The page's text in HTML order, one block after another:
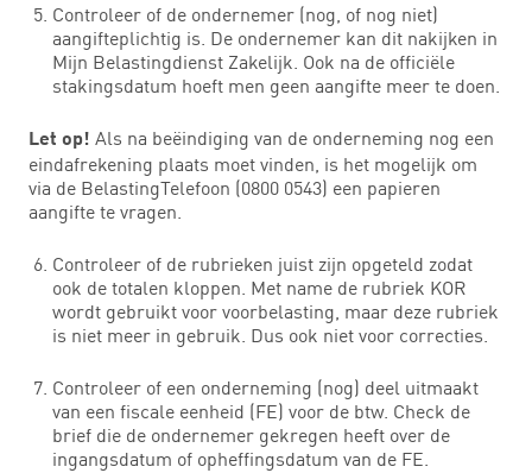
Controleer of de ondernemer (nog, of nog niet)
aangifteplichtig is. De ondernemer kan dit nakijken in
Mijn Belastingdienst Zakelijk. Ook na de officiële
stakingsdatum hoeft men geen aangifte meer te doen.
Let op! Als na beëindiging van de onderneming nog een
eindafrekening plaats moet vinden, is het mogelijk om
via de BelastingTelefoon (0800 0543) een papieren
aangifte te vragen.
Controleer of de rubrieken juist zijn opgeteld zodat
ook de totalen kloppen. Met name de rubriek KOR
wordt gebruikt voor voorbelasting, maar deze rubriek
is niet meer in gebruik. Dus ook niet voor correcties.
Controleer of een onderneming (nog) deel uitmaakt
van een fiscale eenheid (FE) voor de btw. Check de
brief die de ondernemer gekregen heeft over de
ingangsdatum of opheffingsdatum van de FE.